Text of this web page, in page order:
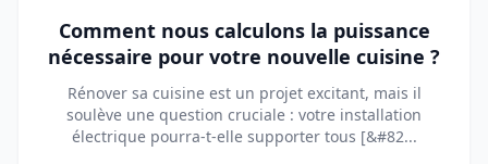
Comment nous calculons la puissance
nécessaire pour votre nouvelle cuisine ?
Rénover sa cuisine est un projet excitant, mais il
soulève une question cruciale : votre installation
électrique pourra-t-elle supporter tous [&#82...